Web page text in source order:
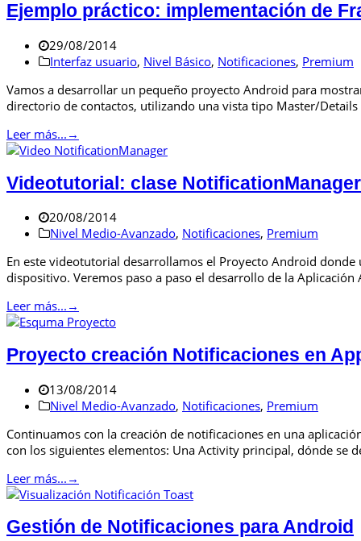
Ejemplo práctico: implementación de
29/08/2014
Interfaz usuario, Nivel Básico, Notificaciones, Premium
Vamos a desarrollar un pequeño proyecto Android para
directorio de contactos, utilizando una vista tipo Master/
Leer más... →
Videotutorial: clase NotificationManager
20/08/2014
Nivel Medio-Avanzado, Notificaciones, Premium
En este videotutorial desarrollamos el Proyecto Android
dispositivo. Veremos paso a paso el desarrollo de la
Leer más... →
Proyecto creación Notificaciones en
13/08/2014
Nivel Medio-Avanzado, Notificaciones, Premium
Continuamos con la creación de notificaciones en una
con los siguientes elementos: Una Activity principal, dónde se
Leer más... →
Gestión de Notificaciones para Android